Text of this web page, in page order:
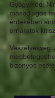
Gyógymód:
másodlagos
érdekében
orrjáratok
Veszélyesség:
bizonyos